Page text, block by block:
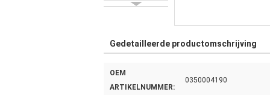
Gedetailleerde productomschrijving
OEM
ARTIKELNUMMER:
0350004190